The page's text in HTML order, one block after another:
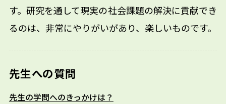
す。研究を通して現実の社会課題の解決に貢献でき
るのは、非常にやりがいがあり、楽しいものです。
先生への質問
先生の学問へのきっかけは？